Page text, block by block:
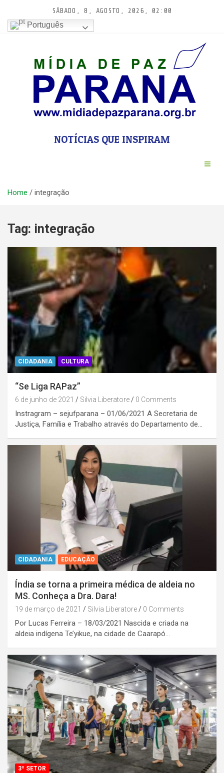
conteúdo
SÁBADO, 8, AGOSTO, 2026, 02:00
Português
NOTÍCIAS QUE INSPIRAM
Home integração
Tag: integração
CIDADANIA CULTURA
“Se Liga RAPaz”
6 de junho de 2021 Silvia Liberatore 0 Comments
Instragram – sejufparana – 01/06/2021 A Secretaria de
Justiça, Família e Trabalho através do Departamento de…
CIDADANIA EDUCAÇÃO
Índia se torna a primeira médica de aldeia no
MS. Conheça a Dra. Dara!
19 de março de 2021 Silvia Liberatore 0 Comments
Por Lucas Ferreira – 18/03/2021 Nascida e criada na
aldeia indígena Te’yikue, na cidade de Caarapó…
3º SETOR